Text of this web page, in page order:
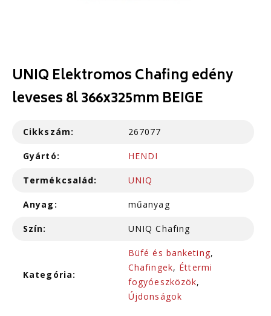
UNIQ Elektromos Chafing edény
leveses 8l 366x325mm BEIGE
Cikkszám: 267077
Gyártó: HENDI
Termékcsalád: UNIQ
Anyag: műanyag
Szín: UNIQ Chafing
Kategória:
Büfé és banketing,
Chafingek, Éttermi
fogyóeszközök,
Újdonságok